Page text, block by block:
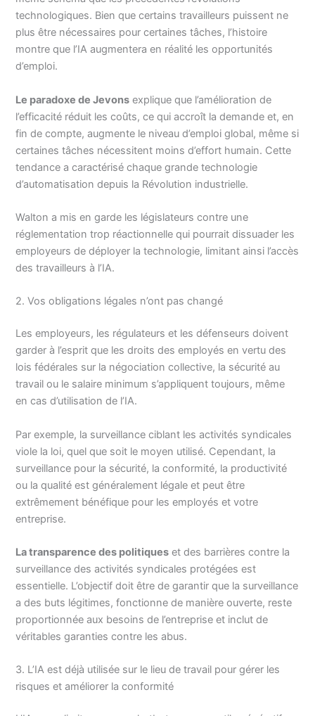
technologiques. Bien que certains travailleurs puissent ne
plus être nécessaires pour certaines tâches, l’histoire
montre que l’IA augmentera en réalité les opportunités
d’emploi.
Le paradoxe de Jevons explique que l’amélioration de
l’efficacité réduit les coûts, ce qui accroît la demande et, en
fin de compte, augmente le niveau d’emploi global, même si
certaines tâches nécessitent moins d’effort humain. Cette
tendance a caractérisé chaque grande technologie
d’automatisation depuis la Révolution industrielle.
Walton a mis en garde les législateurs contre une
réglementation trop réactionnelle qui pourrait dissuader les
employeurs de déployer la technologie, limitant ainsi l’accès
des travailleurs à l’IA.
2. Vos obligations légales n’ont pas changé
Les employeurs, les régulateurs et les défenseurs doivent
garder à l’esprit que les droits des employés en vertu des
lois fédérales sur la négociation collective, la sécurité au
travail ou le salaire minimum s’appliquent toujours, même
en cas d’utilisation de l’IA.
Par exemple, la surveillance ciblant les activités syndicales
viole la loi, quel que soit le moyen utilisé. Cependant, la
surveillance pour la sécurité, la conformité, la productivité
ou la qualité est généralement légale et peut être
extrêmement bénéfique pour les employés et votre
entreprise.
La transparence des politiques et des barrières contre la
surveillance des activités syndicales protégées est
essentielle. L’objectif doit être de garantir que la surveillance
a des buts légitimes, fonctionne de manière ouverte, reste
proportionnée aux besoins de l’entreprise et inclut de
véritables garanties contre les abus.
3. L’IA est déjà utilisée sur le lieu de travail pour gérer les
risques et améliorer la conformité